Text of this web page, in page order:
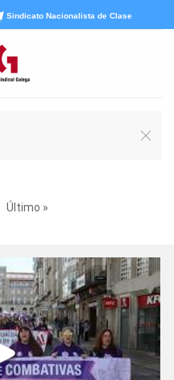
Sindicato Nacionalista de Clase
Último »